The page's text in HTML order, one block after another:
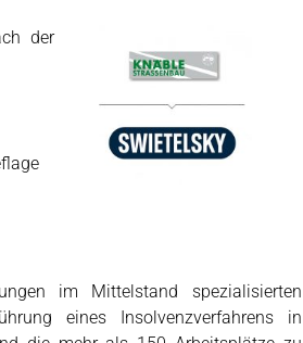
der
im Mittelstand spezialisierten
eines Insolvenzverfahrens in